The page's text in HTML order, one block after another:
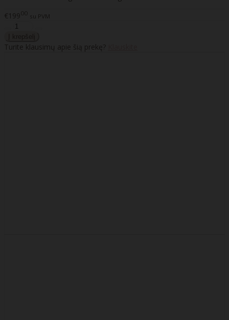
€19900 su PVM
Turite klausimų apie šią prekę?